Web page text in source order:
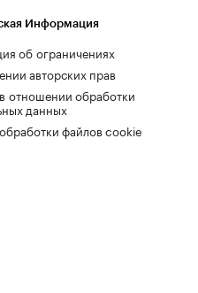
Информация
об ограничениях
авторских прав
отношении обработки
данных
файлов cookie